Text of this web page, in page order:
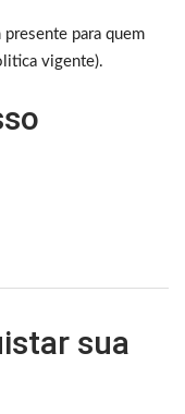
presente para quem
vigente).
sua